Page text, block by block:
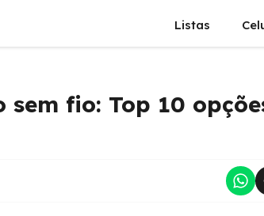
Listas
fio: Top 10